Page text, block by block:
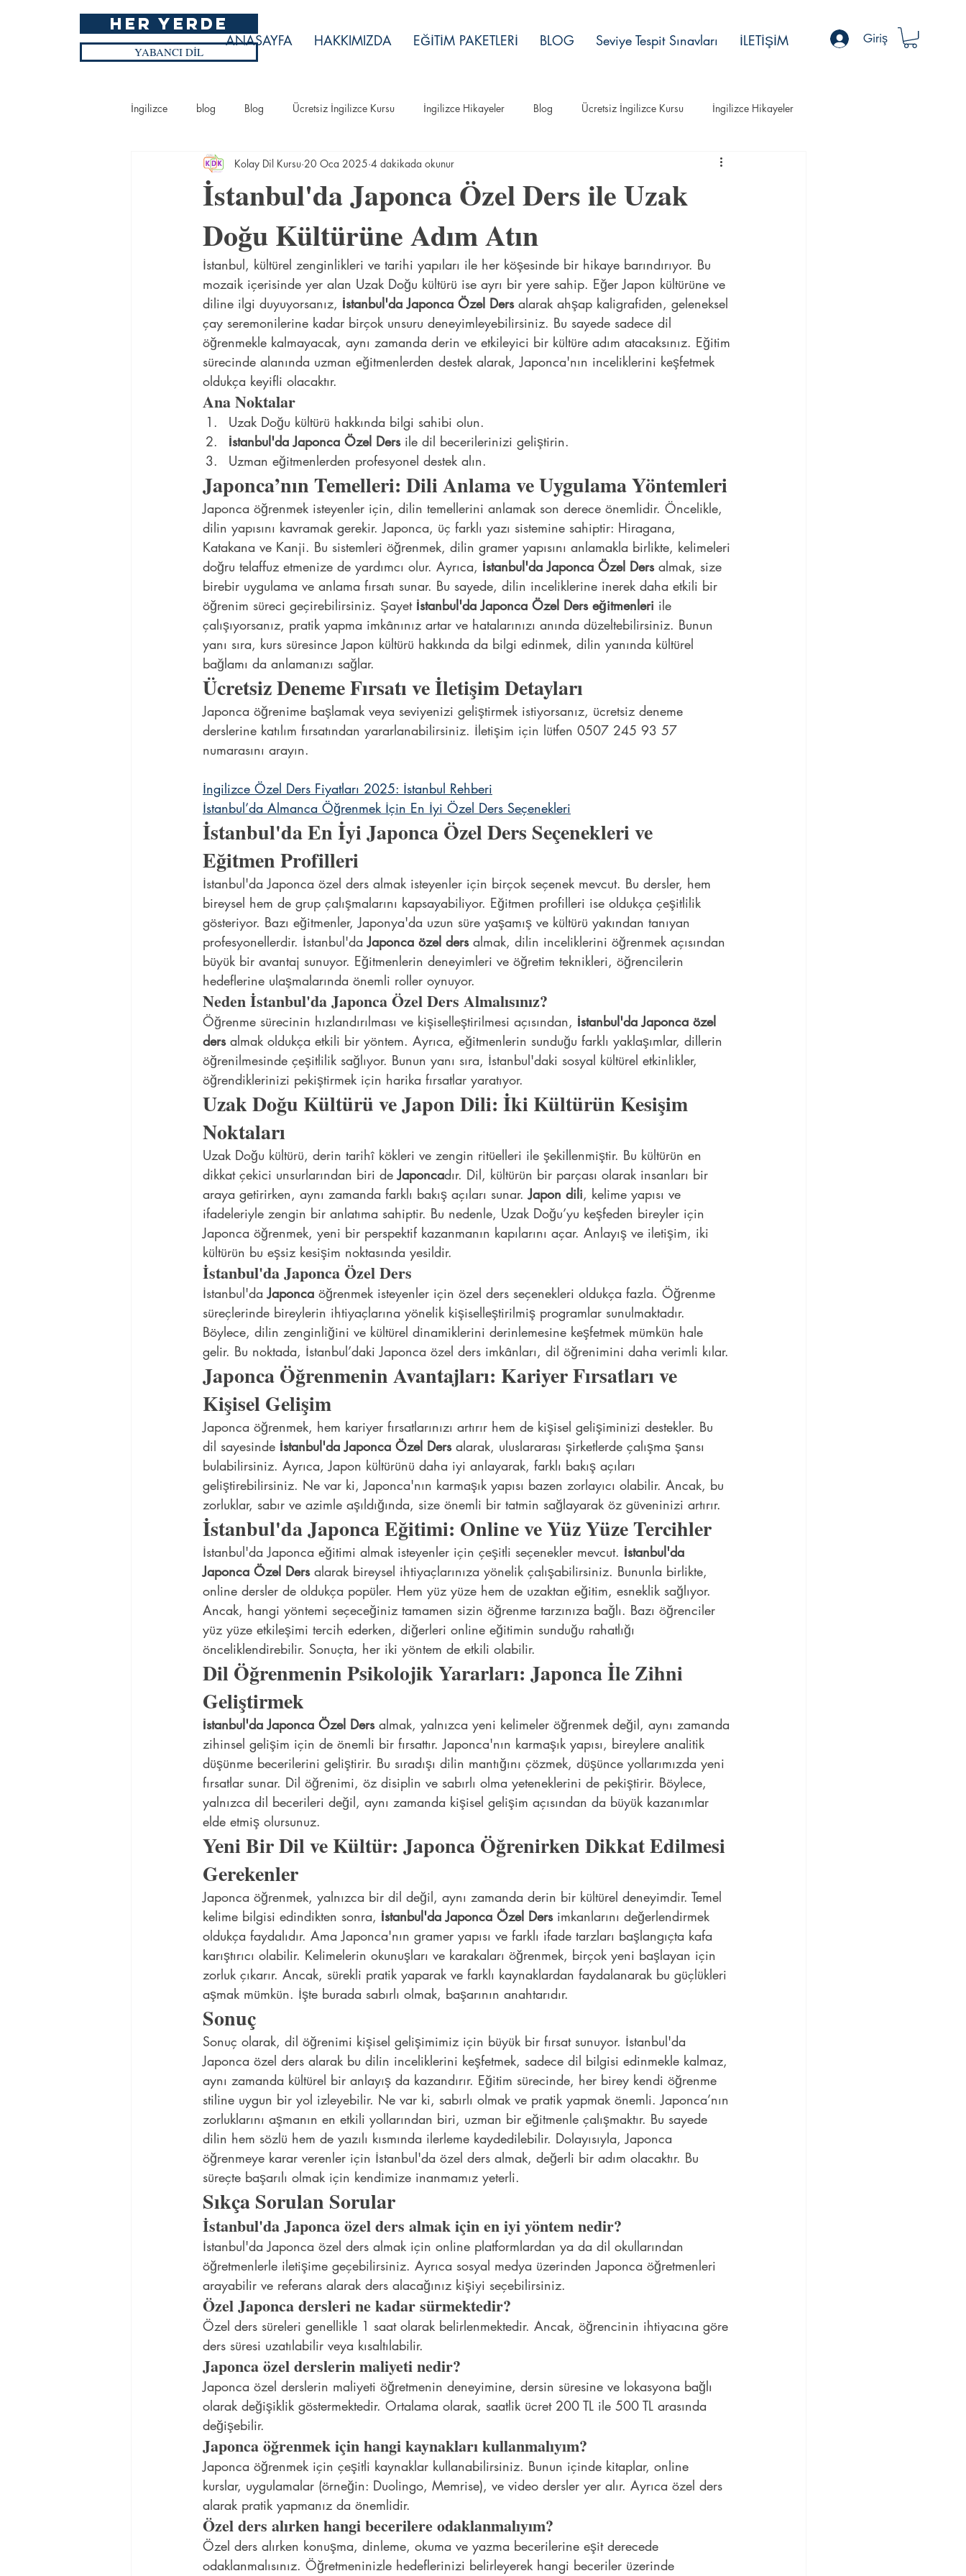
HER YERDE
YABANCI DİL
Giriş
ANASAYFA HAKKIMIZDA EĞİTİM PAKETLERİ BLOG Seviye Tespit Sınavları İLETİŞİM
İngilizce blog Blog Ücretsiz İngilizce Kursu İngilizce Hikayeler Blog Ücretsiz İngilizce Kursu İngilizce Hikayeler
Ücretsiz İngilizce Kursu İngilizce Hikayeler
İstanbul'da Japonca Özel Ders ile Uzak
Doğu Kültürüne Adım Atın
Kolay Dil Kursu 20 Oca 2025 4 dakikada okunur
İstanbul, kültürel zenginlikleri ve tarihi yapıları ile her köşesinde bir hikaye barındırıyor. Bu
mozaik içerisinde yer alan Uzak Doğu kültürü ise ayrı bir yere sahip. Eğer Japon kültürüne ve
diline ilgi duyuyorsanız, İstanbul'da Japonca Özel Ders alarak ahşap kaligrafiden, geleneksel
çay seremonilerine kadar birçok unsuru deneyimleyebilirsiniz. Bu sayede sadece dil
öğrenmekle kalmayacak, aynı zamanda derin ve etkileyici bir kültüre adım atacaksınız. Eğitim
sürecinde alanında uzman eğitmenlerden destek alarak, Japonca'nın inceliklerini keşfetmek
oldukça keyifli olacaktır.
Ana Noktalar
Uzak Doğu kültürü hakkında bilgi sahibi olun.
İstanbul'da Japonca Özel Ders ile dil becerilerinizi geliştirin.
Uzman eğitmenlerden profesyonel destek alın.
Japonca’nın Temelleri: Dili Anlama ve Uygulama Yöntemleri
Japonca öğrenmek isteyenler için, dilin temellerini anlamak son derece önemlidir. Öncelikle,
dilin yapısını kavramak gerekir. Japonca, üç farklı yazı sistemine sahiptir: Hiragana,
Katakana ve Kanji. Bu sistemleri öğrenmek, dilin gramer yapısını anlamakla birlikte, kelimeleri
doğru telaffuz etmenize de yardımcı olur. Ayrıca, İstanbul'da Japonca Özel Ders almak, size
birebir uygulama ve anlama fırsatı sunar. Bu sayede, dilin inceliklerine inerek daha etkili bir
öğrenim süreci geçirebilirsiniz. Şayet İstanbul'da Japonca Özel Ders eğitmenleri ile
çalışıyorsanız, pratik yapma imkânınız artar ve hatalarınızı anında düzeltebilirsiniz. Bunun
yanı sıra, kurs süresince Japon kültürü hakkında da bilgi edinmek, dilin yanında kültürel
bağlamı da anlamanızı sağlar.
Ücretsiz Deneme Fırsatı ve İletişim Detayları
Japonca öğrenime başlamak veya seviyenizi geliştirmek istiyorsanız, ücretsiz deneme
derslerine katılım fırsatından yararlanabilirsiniz. İletişim için lütfen 0507 245 93 57
numarasını arayın.
İngilizce Özel Ders Fiyatları 2025: İstanbul Rehberi
İstanbul’da Almanca Öğrenmek İçin En İyi Özel Ders Seçenekleri
İstanbul'da En İyi Japonca Özel Ders Seçenekleri ve
Eğitmen Profilleri
İstanbul'da Japonca özel ders almak isteyenler için birçok seçenek mevcut. Bu dersler, hem
bireysel hem de grup çalışmalarını kapsayabiliyor. Eğitmen profilleri ise oldukça çeşitlilik
gösteriyor. Bazı eğitmenler, Japonya'da uzun süre yaşamış ve kültürü yakından tanıyan
profesyonellerdir. İstanbul'da Japonca özel ders almak, dilin inceliklerini öğrenmek açısından
büyük bir avantaj sunuyor. Eğitmenlerin deneyimleri ve öğretim teknikleri, öğrencilerin
hedeflerine ulaşmalarında önemli roller oynuyor.
Neden İstanbul'da Japonca Özel Ders Almalısınız?
Öğrenme sürecinin hızlandırılması ve kişiselleştirilmesi açısından, İstanbul'da Japonca özel
ders almak oldukça etkili bir yöntem. Ayrıca, eğitmenlerin sunduğu farklı yaklaşımlar, dillerin
öğrenilmesinde çeşitlilik sağlıyor. Bunun yanı sıra, İstanbul'daki sosyal kültürel etkinlikler,
öğrendiklerinizi pekiştirmek için harika fırsatlar yaratıyor.
Uzak Doğu Kültürü ve Japon Dili: İki Kültürün Kesişim
Noktaları
Uzak Doğu kültürü, derin tarihî kökleri ve zengin ritüelleri ile şekillenmiştir. Bu kültürün en
dikkat çekici unsurlarından biri de Japoncadır. Dil, kültürün bir parçası olarak insanları bir
araya getirirken, aynı zamanda farklı bakış açıları sunar. Japon dili, kelime yapısı ve
ifadeleriyle zengin bir anlatıma sahiptir. Bu nedenle, Uzak Doğu’yu keşfeden bireyler için
Japonca öğrenmek, yeni bir perspektif kazanmanın kapılarını açar. Anlayış ve iletişim, iki
kültürün bu eşsiz kesişim noktasında yesildir.
İstanbul'da Japonca Özel Ders
İstanbul'da Japonca öğrenmek isteyenler için özel ders seçenekleri oldukça fazla. Öğrenme
süreçlerinde bireylerin ihtiyaçlarına yönelik kişiselleştirilmiş programlar sunulmaktadır.
Böylece, dilin zenginliğini ve kültürel dinamiklerini derinlemesine keşfetmek mümkün hale
gelir. Bu noktada, İstanbul’daki Japonca özel ders imkânları, dil öğrenimini daha verimli kılar.
Japonca Öğrenmenin Avantajları: Kariyer Fırsatları ve
Kişisel Gelişim
Japonca öğrenmek, hem kariyer fırsatlarınızı artırır hem de kişisel gelişiminizi destekler. Bu
dil sayesinde İstanbul'da Japonca Özel Ders alarak, uluslararası şirketlerde çalışma şansı
bulabilirsiniz. Ayrıca, Japon kültürünü daha iyi anlayarak, farklı bakış açıları
geliştirebilirsiniz. Ne var ki, Japonca'nın karmaşık yapısı bazen zorlayıcı olabilir. Ancak, bu
zorluklar, sabır ve azimle aşıldığında, size önemli bir tatmin sağlayarak öz güveninizi artırır.
İstanbul'da Japonca Eğitimi: Online ve Yüz Yüze Tercihler
İstanbul'da Japonca eğitimi almak isteyenler için çeşitli seçenekler mevcut. İstanbul'da
Japonca Özel Ders alarak bireysel ihtiyaçlarınıza yönelik çalışabilirsiniz. Bununla birlikte,
online dersler de oldukça popüler. Hem yüz yüze hem de uzaktan eğitim, esneklik sağlıyor.
Ancak, hangi yöntemi seçeceğiniz tamamen sizin öğrenme tarzınıza bağlı. Bazı öğrenciler
yüz yüze etkileşimi tercih ederken, diğerleri online eğitimin sunduğu rahatlığı
önceliklendirebilir. Sonuçta, her iki yöntem de etkili olabilir.
Dil Öğrenmenin Psikolojik Yararları: Japonca İle Zihni
Geliştirmek
İstanbul'da Japonca Özel Ders almak, yalnızca yeni kelimeler öğrenmek değil, aynı zamanda
zihinsel gelişim için de önemli bir fırsattır. Japonca'nın karmaşık yapısı, bireylere analitik
düşünme becerilerini geliştirir. Bu sıradışı dilin mantığını çözmek, düşünce yollarımızda yeni
fırsatlar sunar. Dil öğrenimi, öz disiplin ve sabırlı olma yeteneklerini de pekiştirir. Böylece,
yalnızca dil becerileri değil, aynı zamanda kişisel gelişim açısından da büyük kazanımlar
elde etmiş olursunuz.
Yeni Bir Dil ve Kültür: Japonca Öğrenirken Dikkat Edilmesi
Gerekenler
Japonca öğrenmek, yalnızca bir dil değil, aynı zamanda derin bir kültürel deneyimdir. Temel
kelime bilgisi edindikten sonra, İstanbul'da Japonca Özel Ders imkanlarını değerlendirmek
oldukça faydalıdır. Ama Japonca'nın gramer yapısı ve farklı ifade tarzları başlangıçta kafa
karıştırıcı olabilir. Kelimelerin okunuşları ve karakaları öğrenmek, birçok yeni başlayan için
zorluk çıkarır. Ancak, sürekli pratik yaparak ve farklı kaynaklardan faydalanarak bu güçlükleri
aşmak mümkün. İşte burada sabırlı olmak, başarının anahtarıdır.
Sonuç
Sonuç olarak, dil öğrenimi kişisel gelişimimiz için büyük bir fırsat sunuyor. İstanbul'da
Japonca özel ders alarak bu dilin inceliklerini keşfetmek, sadece dil bilgisi edinmekle kalmaz,
aynı zamanda kültürel bir anlayış da kazandırır. Eğitim sürecinde, her birey kendi öğrenme
stiline uygun bir yol izleyebilir. Ne var ki, sabırlı olmak ve pratik yapmak önemli. Japonca’nın
zorluklarını aşmanın en etkili yollarından biri, uzman bir eğitmenle çalışmaktır. Bu sayede
dilin hem sözlü hem de yazılı kısmında ilerleme kaydedilebilir. Dolayısıyla, Japonca
öğrenmeye karar verenler için İstanbul'da özel ders almak, değerli bir adım olacaktır. Bu
süreçte başarılı olmak için kendimize inanmamız yeterli.
Sıkça Sorulan Sorular
İstanbul'da Japonca özel ders almak için en iyi yöntem nedir?
İstanbul'da Japonca özel ders almak için online platformlardan ya da dil okullarından
öğretmenlerle iletişime geçebilirsiniz. Ayrıca sosyal medya üzerinden Japonca öğretmenleri
arayabilir ve referans alarak ders alacağınız kişiyi seçebilirsiniz.
Özel Japonca dersleri ne kadar sürmektedir?
Özel ders süreleri genellikle 1 saat olarak belirlenmektedir. Ancak, öğrencinin ihtiyacına göre
ders süresi uzatılabilir veya kısaltılabilir.
Japonca özel derslerin maliyeti nedir?
Japonca özel derslerin maliyeti öğretmenin deneyimine, dersin süresine ve lokasyona bağlı
olarak değişiklik göstermektedir. Ortalama olarak, saatlik ücret 200 TL ile 500 TL arasında
değişebilir.
Japonca öğrenmek için hangi kaynakları kullanmalıyım?
Japonca öğrenmek için çeşitli kaynaklar kullanabilirsiniz. Bunun içinde kitaplar, online
kurslar, uygulamalar (örneğin: Duolingo, Memrise), ve video dersler yer alır. Ayrıca özel ders
alarak pratik yapmanız da önemlidir.
Özel ders alırken hangi becerilere odaklanmalıyım?
Özel ders alırken konuşma, dinleme, okuma ve yazma becerilerine eşit derecede
odaklanmalısınız. Öğretmeninizle hedeflerinizi belirleyerek hangi beceriler üzerinde